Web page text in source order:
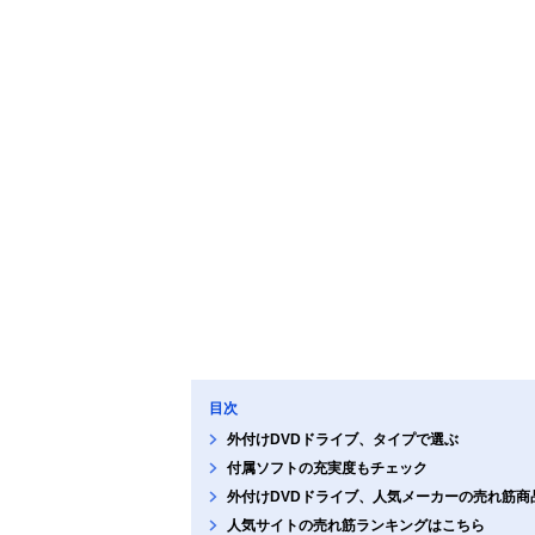
目次
外付けDVDドライブ、タイプで選ぶ
付属ソフトの充実度もチェック
外付けDVDドライブ、人気メーカーの売れ筋商
人気サイトの売れ筋ランキングはこちら